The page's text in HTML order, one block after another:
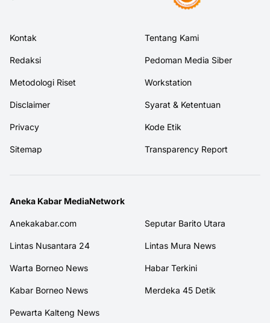
Kontak Tentang Kami
Redaksi Pedoman Media Siber
Metodologi Riset Workstation
Disclaimer Syarat & Ketentuan
Privacy Kode Etik
Sitemap Transparency Report
Aneka Kabar MediaNetwork
Anekakabar.com Seputar Barito Utara
Lintas Nusantara 24 Lintas Mura News
Warta Borneo News Habar Terkini
Kabar Borneo News Merdeka 45 Detik
Pewarta Kalteng News